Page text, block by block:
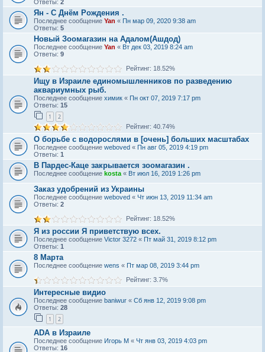
Ответы: 2
Ян - С Днём Рождения .
Последнее сообщение Yan « Пн мар 09, 2020 9:38 am
Ответы: 5
Новый Зоомагазин на Адалом(Ашдод)
Последнее сообщение Yan « Вт дек 03, 2019 8:24 am
Ответы: 9
Рейтинг: 18.52%
Ищу в Израиле единомышленников по разведению
аквариумных рыб.
Последнее сообщение химик « Пн окт 07, 2019 7:17 pm
Ответы: 15
1 2
Рейтинг: 40.74%
О борьбе с водорослями в [очень] больших масштабах
Последнее сообщение weboved « Пн авг 05, 2019 4:19 pm
Ответы: 1
В Пардес-Каце закрывается зоомагазин .
Последнее сообщение kosta « Вт июл 16, 2019 1:26 pm
Заказ удобрений из Украины
Последнее сообщение weboved « Чт июн 13, 2019 11:34 am
Ответы: 2
Рейтинг: 18.52%
Я из россии Я приветствую всех.
Последнее сообщение Victor 3272 « Пт май 31, 2019 8:12 pm
Ответы: 1
8 Марта
Последнее сообщение wens « Пт мар 08, 2019 3:44 pm
Рейтинг: 3.7%
Интересные видио
Последнее сообщение baniwur « Сб янв 12, 2019 9:08 pm
Ответы: 28
1 2
ADA в Израиле
Последнее сообщение Игорь М « Чт янв 03, 2019 4:03 pm
Ответы: 16